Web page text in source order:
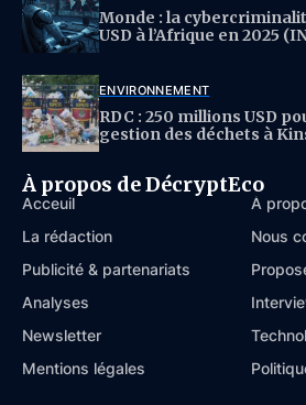
Monde : la
USD à l’Afrique en 2025
ENVIRONNEMENT
RDC : 250 millions USD
gestion des déchets à
À propos de DécryptEco
Acceuil
À
La rédaction
Nous
Publicité & partenariats
Analyses
Newsletter
Mentions légales